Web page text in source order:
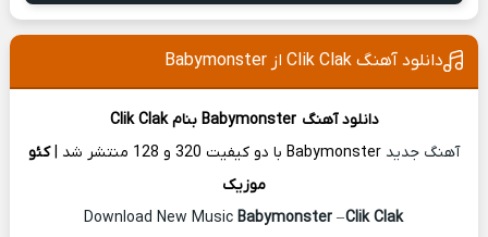
دانلود آهنگ Clik Clak از Babymonster
دانلود آهنگ Babymonster بنام Clik Clak
آهنگ جدید Babymonster با دو کیفیت 320 و 128 منتشر شد |
کئو
موزیک
Download New Music
Babymonster –Clik Clak